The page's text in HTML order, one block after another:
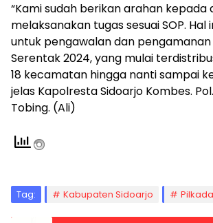
“Kami sudah berikan arahan
melaksanakan tugas sesuai SOP. Hal
untuk pengawalan dan pengamanan
Serentak 2024, yang mulai
18 kecamatan hingga nanti sampai
jelas Kapolresta Sidoarjo Kombes.
Tobing. (Ali)
Tag: Kabupaten Sidoarjo